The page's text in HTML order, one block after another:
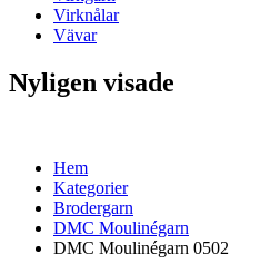
Virknålar
Vävar
Nyligen visade
Hem
Kategorier
Brodergarn
DMC Moulinégarn
DMC Moulinégarn 0502